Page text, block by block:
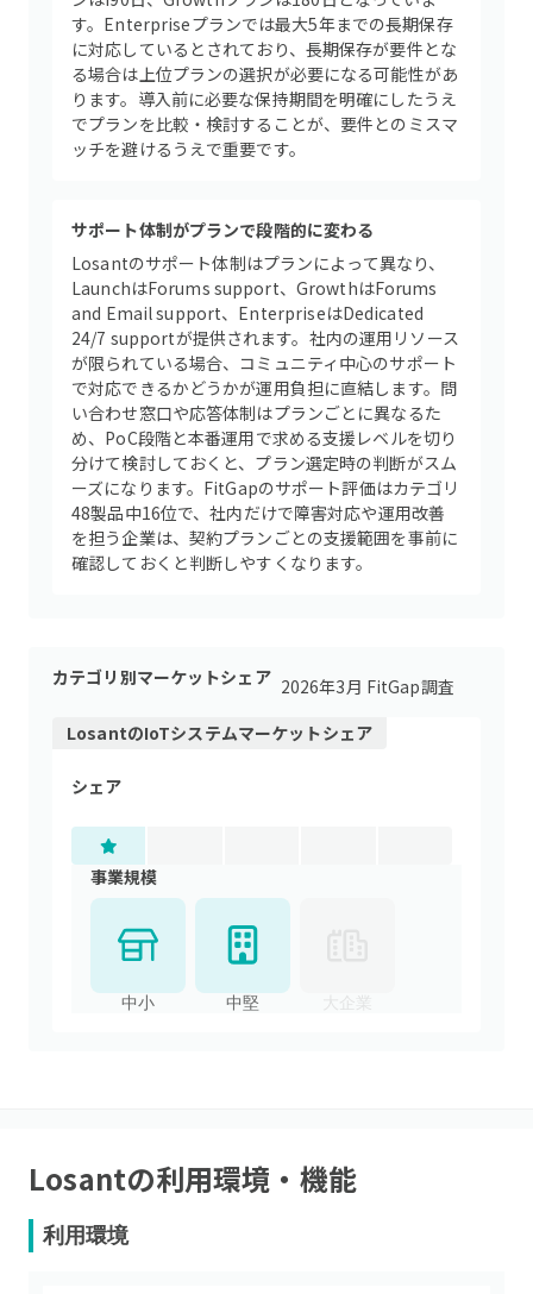
す。Enterpriseプランでは最大5年までの長期保存
に対応しているとされており、長期保存が要件とな
る場合は上位プランの選択が必要になる可能性があ
ります。導入前に必要な保持期間を明確にしたうえ
でプランを比較・検討することが、要件とのミスマ
ッチを避けるうえで重要です。
サポート体制がプランで段階的に変わる
Losantのサポート体制はプランによって異なり、
LaunchはForums support、GrowthはForums
and Email support、EnterpriseはDedicated
24/7 supportが提供されます。社内の運用リソース
が限られている場合、コミュニティ中心のサポート
で対応できるかどうかが運用負担に直結します。問
い合わせ窓口や応答体制はプランごとに異なるた
め、PoC段階と本番運用で求める支援レベルを切り
分けて検討しておくと、プラン選定時の判断がスム
ーズになります。FitGapのサポート評価はカテゴリ
48製品中16位で、社内だけで障害対応や運用改善
を担う企業は、契約プランごとの支援範囲を事前に
確認しておくと判断しやすくなります。
カテゴリ別マーケットシェア 2026年3月 FitGap調査
LosantのIoTシステムマーケットシェア
シェア
事業規模
中小 中堅 大企業
Losantの利用環境・機能
利用環境